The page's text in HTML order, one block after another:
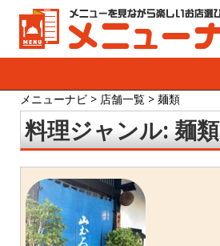
メニューナビ > 店舗一覧 > 麺類
料理ジャンル:麺類